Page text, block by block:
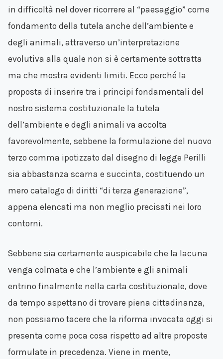
in difficoltà nel dover ricorrere al “paesaggio” come
fondamento della tutela anche dell’ambiente e
degli animali, attraverso un’interpretazione
evolutiva alla quale non si è certamente sottratta
ma che mostra evidenti limiti. Ecco perché la
proposta di inserire tra i principi fondamentali del
nostro sistema costituzionale la tutela
dell’ambiente e degli animali va accolta
favorevolmente, sebbene la formulazione del nuovo
terzo comma ipotizzato dal disegno di legge Perilli
sia abbastanza scarna e succinta, costituendo un
mero catalogo di diritti “di terza generazione”,
appena elencati ma non meglio precisati nei loro
contorni.
Sebbene sia certamente auspicabile che la lacuna
venga colmata e che l’ambiente e gli animali
entrino finalmente nella carta costituzionale, dove
da tempo aspettano di trovare piena cittadinanza,
non possiamo tacere che la riforma invocata oggi si
presenta come poca cosa rispetto ad altre proposte
formulate in precedenza. Viene in mente,